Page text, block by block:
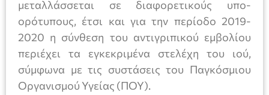
μεταλλάσσεται σε διαφορετικούς υπο-
ορότυπους, έτσι και για την περίοδο 2019-
2020 η σύνθεση του αντιγριπικού εμβολίου
περιέχει τα εγκεκριμένα στελέχη του ιού,
σύμφωνα με τις συστάσεις του Παγκόσμιου
Οργανισμού Υγείας (ΠΟΥ).